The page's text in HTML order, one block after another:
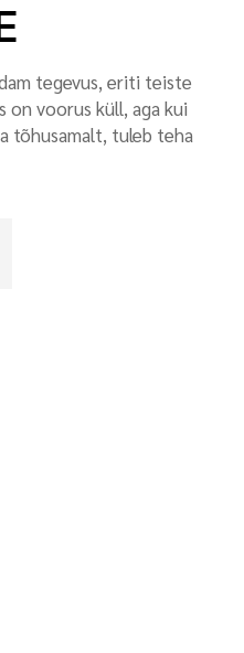
tegevus, eriti teiste
on voorus küll, aga kui
tõhusamalt, tuleb teha